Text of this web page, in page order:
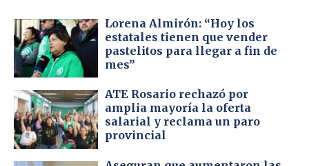
Lorena Almirón: “Hoy los
estatales tienen que vender
pastelitos para llegar a fin de
mes”
ATE Rosario rechazó por
amplia mayoría la oferta
salarial y reclama un paro
provincial